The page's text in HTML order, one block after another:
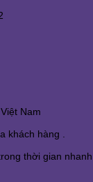
Nam
khách hàng .
thời gian